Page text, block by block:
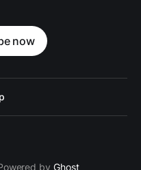
now
by Ghost